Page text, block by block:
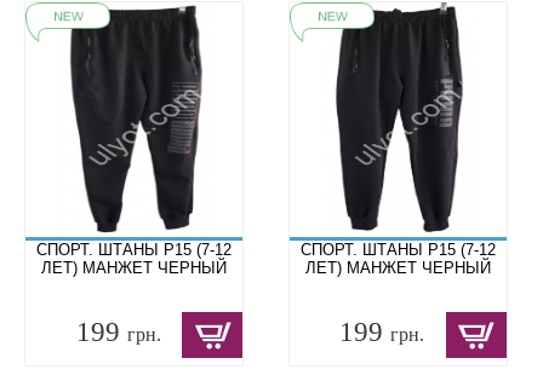
СПОРТ. ШТАНЫ P15 (7-12
ЛЕТ) МАНЖЕТ ЧЕРНЫЙ
199 грн.
СПОРТ. ШТАНЫ P15 (7-12
ЛЕТ) МАНЖЕТ ЧЕРНЫЙ
199грн.